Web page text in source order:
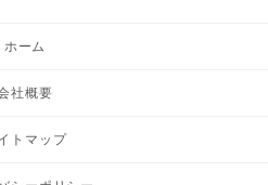
ホーム
社概要
トマップ